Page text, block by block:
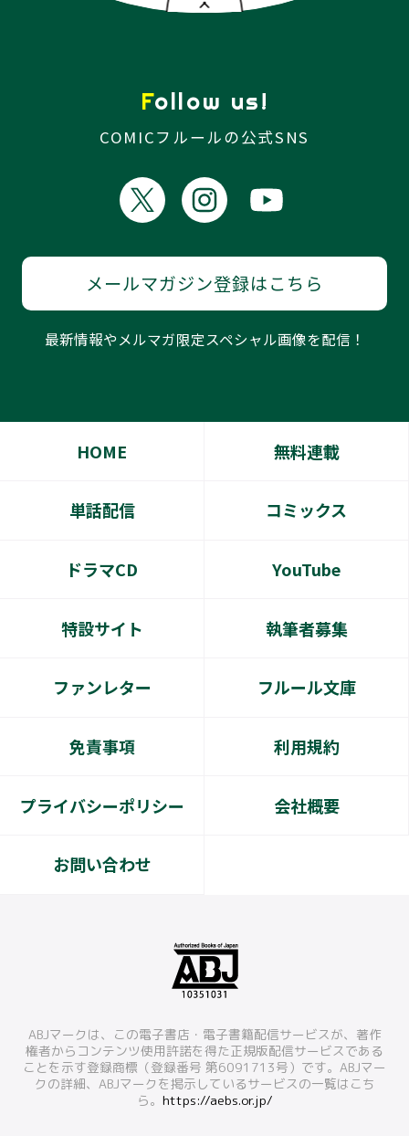
Follow us!
COMICフルールの公式SNS
メールマガジン登録はこちら
最新情報やメルマガ限定スペシャル画像を配信！
HOME 無料連載
単話配信 コミックス
ドラマCD YouTube
特設サイト 執筆者募集
ファンレター フルール文庫
免責事項 利用規約
プライバシーポリシー 会社概要
お問い合わせ
ABJマークは、この電子書店・電子書籍配信サービスが、著作
権者からコンテンツ使用許諾を得た正規版配信サービスである
ことを示す登録商標（登録番号 第6091713号）です。ABJマー
クの詳細、ABJマークを掲示しているサービスの一覧はこち
ら。 https://aebs.or.jp/